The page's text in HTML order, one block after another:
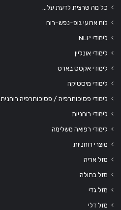
כל מה שרצית לדעת על…
לוח ארועי גופ-נפש-רוח
לימודי NLP
לימודי אונליין
לימודי אקסס בארס
לימודי מיסטיקה
לימודי פסיכותרפיה / פסיכותרפיה רוחנית
לימודי רוחניות
לימודי רפואה משלימה
מוצרי רוחניות
מזל אריה
מזל בתולה
מזל גדי
מזל דלי